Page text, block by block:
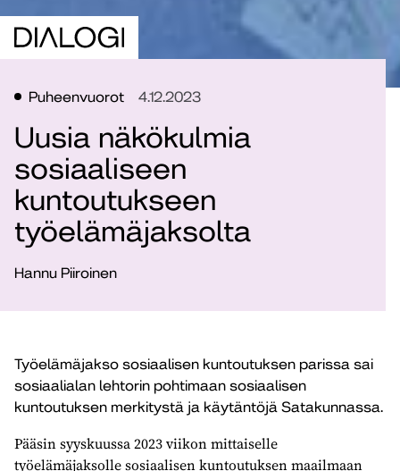
Puheenvuorot 4.12.2023
Uusia näkökulmia
sosiaaliseen
kuntoutukseen
työelämäjaksolta
Hannu Piiroinen
Työelämäjakso sosiaalisen kuntoutuksen parissa sai
sosiaalialan lehtorin pohtimaan sosiaalisen
kuntoutuksen merkitystä ja käytäntöjä Satakunnassa.
Pääsin syyskuussa 2023 viikon mittaiselle
työelämäjaksolle sosiaalisen kuntoutuksen maailmaan